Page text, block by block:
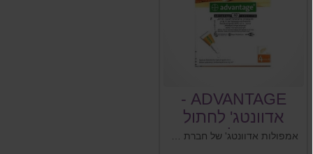
ADVANTAGE -
אדוונטג' לחתול
במשקל 4 ק''ג